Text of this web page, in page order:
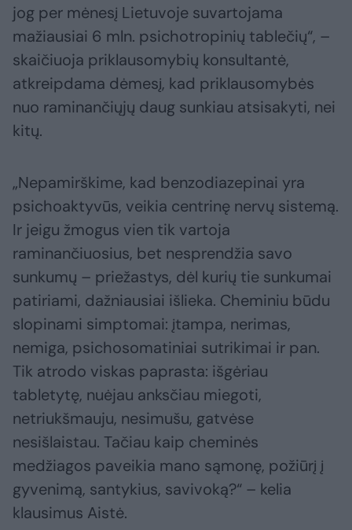
jog per mėnesį Lietuvoje suvartojama
mažiausiai 6 mln. psichotropinių tablečių“, –
skaičiuoja priklausomybių konsultantė,
atkreipdama dėmesį, kad priklausomybės
nuo raminančiųjų daug sunkiau atsisakyti, nei
kitų.
„Nepamirškime, kad benzodiazepinai yra
psichoaktyvūs, veikia centrinę nervų sistemą.
Ir jeigu žmogus vien tik vartoja
raminančiuosius, bet nesprendžia savo
sunkumų – priežastys, dėl kurių tie sunkumai
patiriami, dažniausiai išlieka. Cheminiu būdu
slopinami simptomai: įtampa, nerimas,
nemiga, psichosomatiniai sutrikimai ir pan.
Tik atrodo viskas paprasta: išgėriau
tabletytę, nuėjau anksčiau miegoti,
netriukšmauju, nesimušu, gatvėse
nesišlaistau. Tačiau kaip cheminės
medžiagos paveikia mano sąmonę, požiūrį į
gyvenimą, santykius, savivoką?“ – kelia
klausimus Aistė.